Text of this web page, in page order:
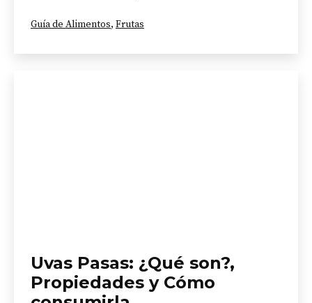
Categorizado
Guía de Alimentos, Frutas
Uvas Pasas: ¿Qué son?,
Propiedades y Cómo